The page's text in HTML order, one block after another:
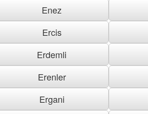
Enez
Ercis
Erdemli
Erenler
Ergani